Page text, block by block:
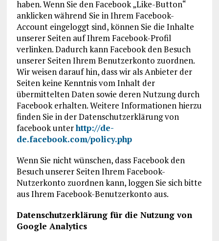
haben. Wenn Sie den Facebook „Like-Button“
anklicken während Sie in Ihrem Facebook-
Account eingeloggt sind, können Sie die Inhalte
unserer Seiten auf Ihrem Facebook-Profil
verlinken. Dadurch kann Facebook den Besuch
unserer Seiten Ihrem Benutzerkonto zuordnen.
Wir weisen darauf hin, dass wir als Anbieter der
Seiten keine Kenntnis vom Inhalt der
übermittelten Daten sowie deren Nutzung durch
Facebook erhalten. Weitere Informationen hierzu
finden Sie in der Datenschutzerklärung von
facebook unterhttp://de-
de.facebook.com/policy.php
Wenn Sie nicht wünschen, dass Facebook den
Besuch unserer Seiten Ihrem Facebook-
Nutzerkonto zuordnen kann, loggen Sie sich bitte
aus Ihrem Facebook-Benutzerkonto aus.
Datenschutzerklärung für die Nutzung von
Google Analytics